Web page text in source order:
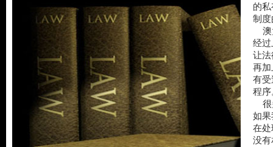
的
制度
澳
经过
让法
再加
有受
程序
很
如果
在处
没有